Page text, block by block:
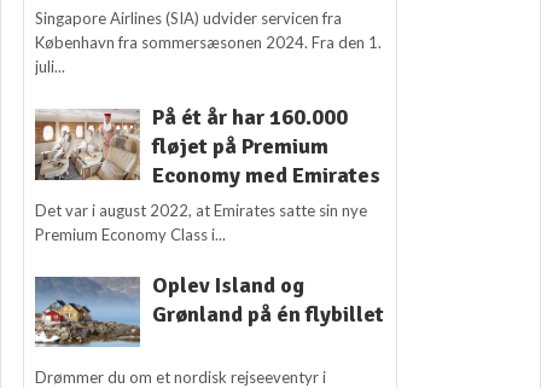
Singapore Airlines (SIA) udvider servicen fra
København fra sommersæsonen 2024. Fra den 1.
juli...
På ét år har 160.000
fløjet på Premium
Economy med Emirates
Det var i august 2022, at Emirates satte sin nye
Premium Economy Class i...
Oplev Island og
Grønland på én flybillet
Drømmer du om et nordisk rejseeventyr i